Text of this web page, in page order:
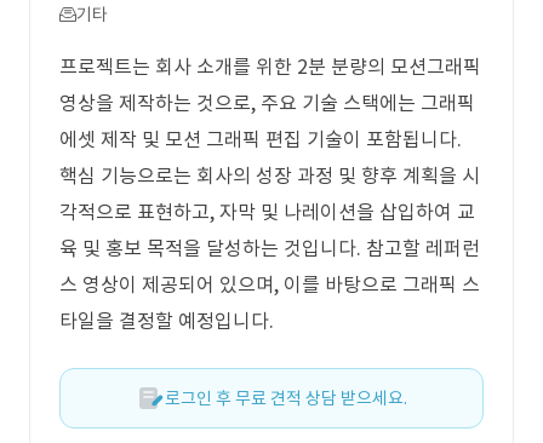
기타
프로젝트는 회사 소개를 위한 2분 분량의 모션그래픽
영상을 제작하는 것으로, 주요 기술 스택에는 그래픽
에셋 제작 및 모션 그래픽 편집 기술이 포함됩니다.
핵심 기능으로는 회사의 성장 과정 및 향후 계획을 시
각적으로 표현하고, 자막 및 나레이션을 삽입하여 교
육 및 홍보 목적을 달성하는 것입니다. 참고할 레퍼런
스 영상이 제공되어 있으며, 이를 바탕으로 그래픽 스
타일을 결정할 예정입니다.
로그인 후 무료 견적 상담 받으세요.